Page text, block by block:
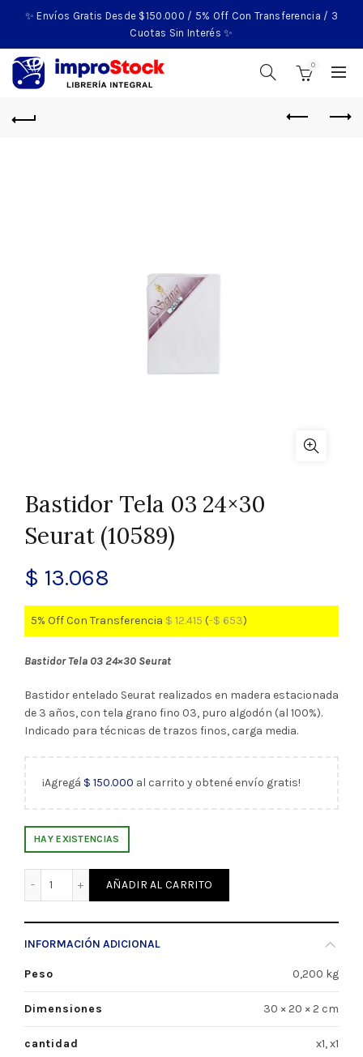
✨ Envíos Gratis Desde $150.000 / 5% Off Con Transferencia / 3
Cuotas Sin Interés ✨
0
Bastidor Tela 03 24×30
Seurat (10589)
$ 13.068
5% Off Con Transferencia $ 12.415 (-$ 653)
Bastidor Tela 03 24×30 Seurat
Bastidor entelado Seurat realizados en madera estacionada
de 3 años, con tela grano fino 03, puro algodón (al 100%).
Indicado para técnicas de trazos finos, carga media.
¡Agregá $ 150.000 al carrito y obtené envío gratis!
HAY EXISTENCIAS
Bastidor Tela 03 24x30 Seurat (10589) cantidad
AÑADIR AL CARRITO
INFORMACIÓN ADICIONAL
Peso 0,200 kg
Dimensiones 30 × 20 × 2 cm
cantidad x1, x1